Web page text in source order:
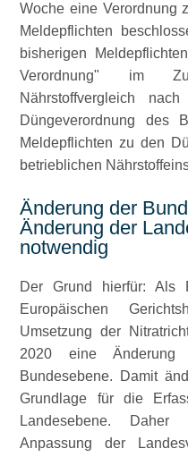
Woche eine Verordnung
Meldepflichten
bisherigen
Verordnung
im
Nährstoffvergleich
Düngeverordnung des
Meldepflichten zu den
betrieblichen
Änderung der
Änderung der
notwendig
Der Grund hierfür: Als
Europäischen
Umsetzung der
2020 eine Änderung
Bundesebene. Damit
Grundlage für die
Landesebene.
Anpassung der